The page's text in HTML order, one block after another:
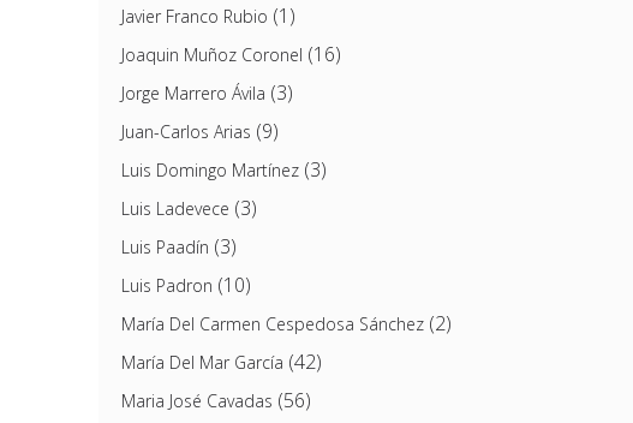
Javier Franco Rubio (1)
Joaquin Muñoz Coronel (16)
Jorge Marrero Ávila (3)
Juan-Carlos Arias (9)
Luis Domingo Martínez(3)
Luis Ladevece (3)
Luis Paadín (3)
Luis Padron (10)
María Del Carmen Cespedosa Sánchez(2)
María Del Mar García (42)
Maria José Cavadas (56)